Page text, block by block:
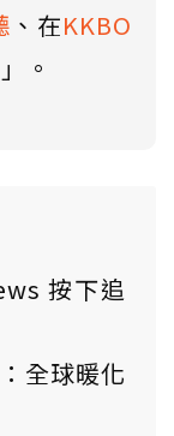
、在KKBO
。
按下追
全球暖化